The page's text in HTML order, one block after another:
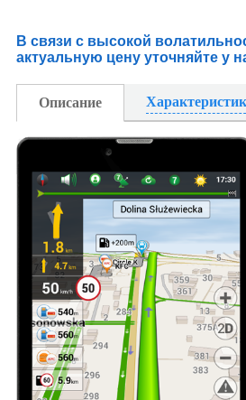
В связи с высокой
актуальную цену уточняйте у
Описание